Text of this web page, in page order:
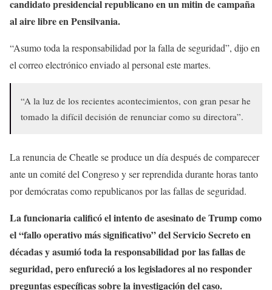
candidato presidencial republicano en un mitin de campaña
al aire libre en Pensilvania.
“Asumo toda la responsabilidad por la falla de seguridad”, dijo en
el correo electrónico enviado al personal este martes.
“A la luz de los recientes acontecimientos, con gran pesar he
tomado la difícil decisión de renunciar como su directora”.
La renuncia de Cheatle se produce un día después de comparecer
ante un comité del Congreso y ser reprendida durante horas tanto
por demócratas como republicanos por las fallas de seguridad.
La funcionaria calificó el intento de asesinato de Trump como
el “fallo operativo más significativo” del Servicio Secreto en
décadas y asumió toda la responsabilidad por las fallas de
seguridad, pero enfureció a los legisladores al no responder
preguntas específicas sobre la investigación del caso.